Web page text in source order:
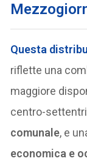
Questa
riflette una
maggiore
centro-
comunale, e
economica e